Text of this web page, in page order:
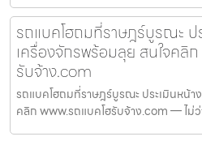
รถแบคโฮถมที่ราษฎร์บูรณะ ป
เครื่องจักรพร้อมลุย สนใจคลิ
รับจ้าง.com
รถแบคโฮถมที่ราษฎร์บูรณะ ประเมินหน้า
คลิก www.รถแบคโฮรับจ้าง.com — ไม่